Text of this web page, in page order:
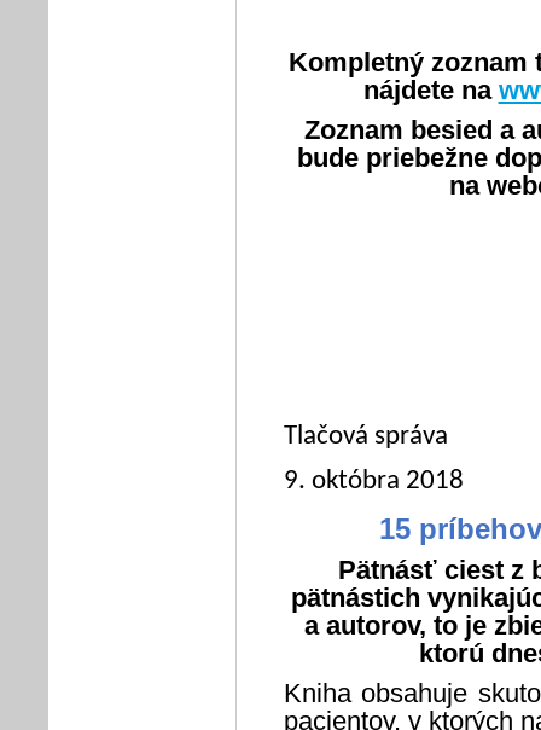
Kompletný
nájdete na
Zoznam besied a
bude priebežne
na
Tlačová správa
9. októbra 2018
15
Pätnásť ciest z
pätnástich
a autorov, to je
ktorú
Kniha obsahuje
pacientov, v ktorých